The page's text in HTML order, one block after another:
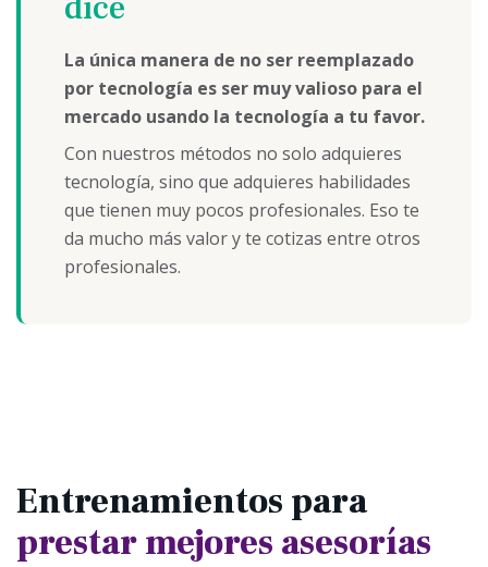
La única manera de no ser reemplazado
por tecnología es ser muy valioso para el
mercado usando la tecnología a tu favor.
Con nuestros métodos no solo adquieres
tecnología, sino que adquieres habilidades
que tienen muy pocos profesionales. Eso te
da mucho más valor y te cotizas entre otros
profesionales.
Entrenamientos para
prestar mejores asesorías